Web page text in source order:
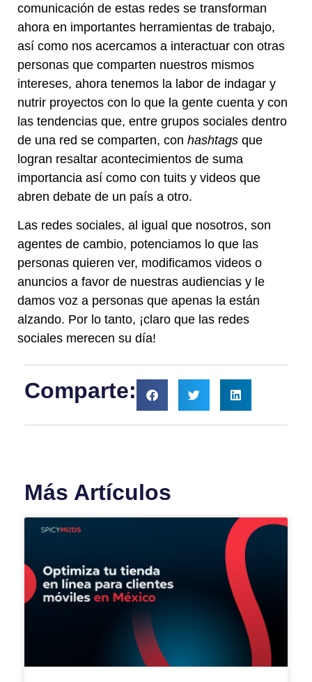
comunicación de estas redes se transforman
ahora en importantes herramientas de trabajo,
así como nos acercamos a interactuar con otras
personas que comparten nuestros mismos
intereses, ahora tenemos la labor de indagar y
nutrir proyectos con lo que la gente cuenta y con
las tendencias que, entre grupos sociales dentro
de una red se comparten, con hashtags que
logran resaltar acontecimientos de suma
importancia así como con tuits y videos que
abren debate de un país a otro.
Las redes sociales, al igual que nosotros, son
agentes de cambio, potenciamos lo que las
personas quieren ver, modificamos videos o
anuncios a favor de nuestras audiencias y le
damos voz a personas que apenas la están
alzando. Por lo tanto, ¡claro que las redes
sociales merecen su día!
Comparte:
Más Artículos